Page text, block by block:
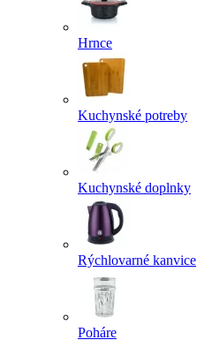
Hrnce
Kuchynské potreby
Kuchynské doplnky
Rýchlovarné kanvice
Poháre